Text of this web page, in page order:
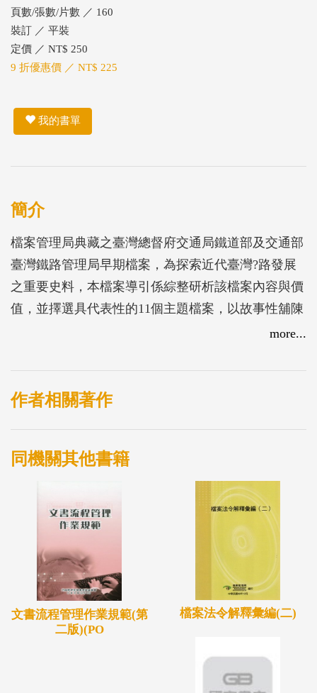
頁數/張數/片數 ／ 160
裝訂 ／ 平裝
定價 ／ NT$ 250
9 折優惠價 ／ NT$ 225
我的書單
簡介
檔案管理局典藏之臺灣總督府交通局鐵道部及交通部
臺灣鐵路管理局早期檔案，為探索近代臺灣?路發展
之重要史料，本檔案導引係綜整研析該檔案內容與價
值，並擇選具代表性的11個主題檔案，以故事性舖陳
more...
作者相關著作
同機關其他書籍
文書流程管理作業規範(第
二版)(PO
檔案法令解釋彙編(二)